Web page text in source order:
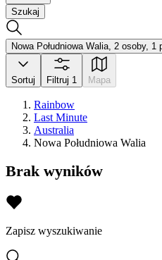
Szukaj
Nowa Południowa Walia, 2 osoby, 1
Sortuj Filtruj 1 Mapa
Rainbow
Last Minute
Australia
Nowa Południowa Walia
Brak wyników
Zapisz wyszukiwanie